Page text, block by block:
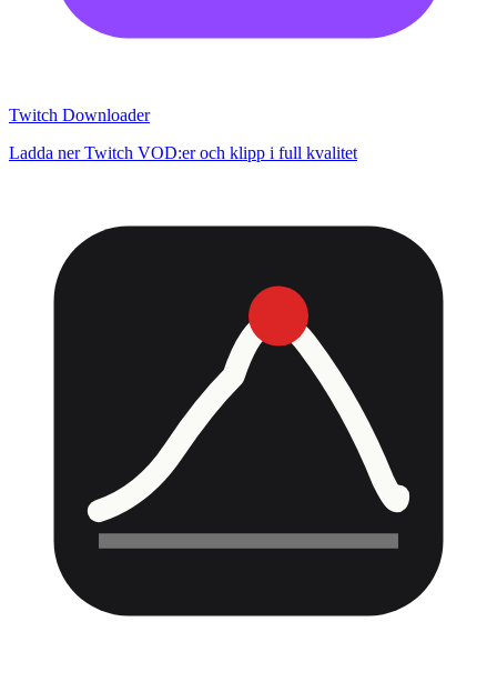
Twitch Downloader
Ladda ner Twitch VOD:er och klipp i full kvalitet